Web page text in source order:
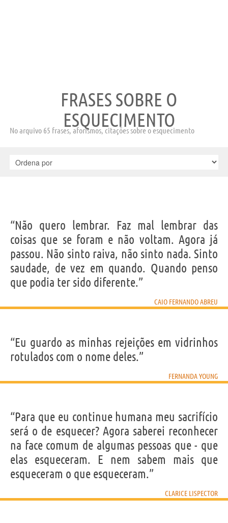
FRASES SOBRE O
ESQUECIMENTO
No arquivo 65 frases, aforismos, citações sobre o esquecimento
“Não quero lembrar. Faz mal lembrar das
coisas que se foram e não voltam. Agora já
passou. Não sinto raiva, não sinto nada. Sinto
saudade, de vez em quando. Quando penso
que podia ter sido diferente.”
CAIO FERNANDO ABREU
“Eu guardo as minhas rejeições em vidrinhos
rotulados com o nome deles.”
FERNANDA YOUNG
“Para que eu continue humana meu sacrifício
será o de esquecer? Agora saberei reconhecer
na face comum de algumas pessoas que - que
elas esqueceram. E nem sabem mais que
esqueceram o que esqueceram.”
CLARICE LISPECTOR